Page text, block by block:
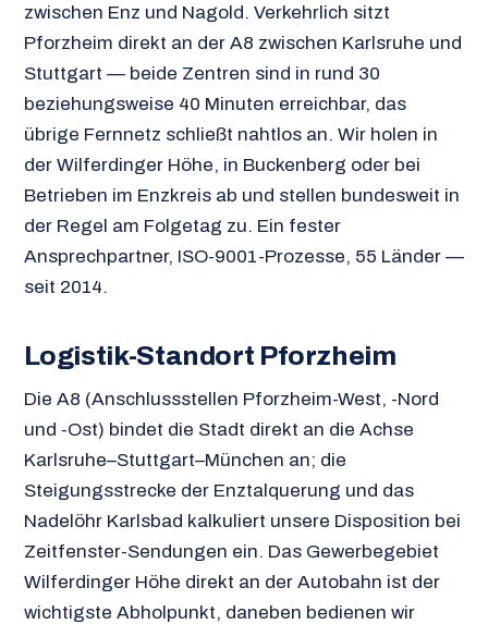
zwischen Enz und Nagold. Verkehrlich sitzt
Pforzheim direkt an der A8 zwischen Karlsruhe und
Stuttgart — beide Zentren sind in rund 30
beziehungsweise 40 Minuten erreichbar, das
übrige Fernnetz schließt nahtlos an. Wir holen in
der Wilferdinger Höhe, in Buckenberg oder bei
Betrieben im Enzkreis ab und stellen bundesweit in
der Regel am Folgetag zu. Ein fester
Ansprechpartner, ISO-9001-Prozesse, 55 Länder —
seit 2014.
Logistik-Standort Pforzheim
Die A8 (Anschlussstellen Pforzheim-West, -Nord
und -Ost) bindet die Stadt direkt an die Achse
Karlsruhe–Stuttgart–München an; die
Steigungsstrecke der Enztalquerung und das
Nadelöhr Karlsbad kalkuliert unsere Disposition bei
Zeitfenster-Sendungen ein. Das Gewerbegebiet
Wilferdinger Höhe direkt an der Autobahn ist der
wichtigste Abholpunkt, daneben bedienen wir